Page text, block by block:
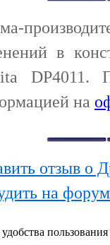
в
DP4011.
на
отзыв о
на